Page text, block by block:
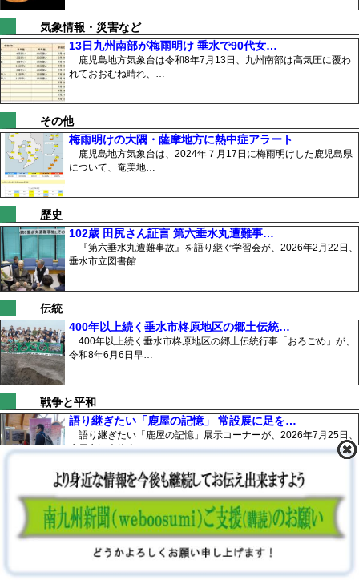
気象情報・災害など
13日九州南部が梅雨明け 垂水で90代女…
鹿児島地方気象台は令和8年7月13日、九州南部は高気圧に覆わ
れておおむね晴れ、…
その他
梅雨明けの大隅・薩摩地方に熱中症アラート
鹿児島地方気象台は、2024年７月17日に梅雨明けした鹿児島県
について、奄美地…
歴史
102歳 田尻さん証言 第六垂水丸遭難事…
『第六垂水丸遭難事故』を語り継ぐ学習会が、2026年2月22日、
垂水市立図書館…
伝統
400年以上続く垂水市柊原地区の郷土伝統…
400年以上続く垂水市柊原地区の郷土伝統行事「おろごめ」が、
令和8年6月6日早…
戦争と平和
語り継ぎたい「鹿屋の記憶」 常設展に足を…
語り継ぎたい「鹿屋の記憶」展示コーナーが、2026年7月25日、
鹿屋市観光物産…
防衛
7/27に海自鹿屋基地内の5月発見不発弾を処理
海上自衛隊鹿屋航空基地内において、5月に発見された不発弾の処
理が、関係各部と…